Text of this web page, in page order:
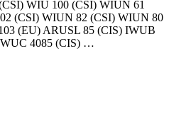
WIU 100 (CSI) WIUN 61
(CSI) WIUN 82 (CSI) WIUN 80
(EU) ARUSL 85 (CIS) IWUB
4085 (CIS) …